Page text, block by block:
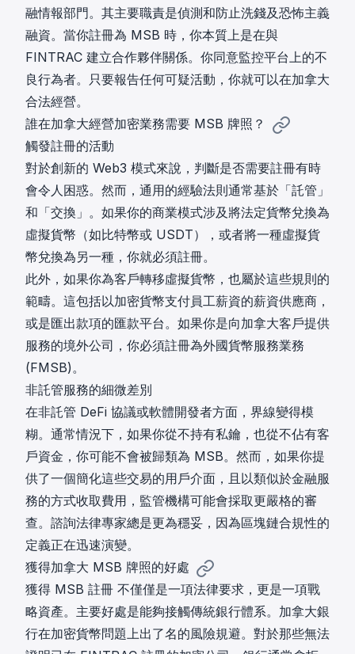
融情報部門。其主要職責是偵測和防止洗錢及恐怖主義
融資。當你註冊為 MSB 時，你本質上是在與
FINTRAC 建立合作夥伴關係。你同意監控平台上的不
良行為者。只要報告任何可疑活動，你就可以在加拿大
合法經營。
誰在加拿大經營加密業務需要 MSB 牌照？
觸發註冊的活動
對於創新的 Web3 模式來說，判斷是否需要註冊有時
會令人困惑。然而，通用的經驗法則通常基於「託管」
和「交換」。如果你的商業模式涉及將法定貨幣兌換為
虛擬貨幣（如比特幣或 USDT），或者將一種虛擬貨
幣兌換為另一種，你就必須註冊。
此外，如果你為客戶轉移虛擬貨幣，也屬於這些規則的
範疇。這包括以加密貨幣支付員工薪資的薪資供應商，
或是匯出款項的匯款平台。如果你是向加拿大客戶提供
服務的境外公司，你必須註冊為外國貨幣服務業務
(FMSB)。
非託管服務的細微差別
在非託管 DeFi 協議或軟體開發者方面，界線變得模
糊。通常情況下，如果你從不持有私鑰，也從不佔有客
戶資金，你可能不會被歸類為 MSB。然而，如果你提
供了一個簡化這些交易的用戶介面，且以類似於金融服
務的方式收取費用，監管機構可能會採取更嚴格的審
查。諮詢法律專家總是更為穩妥，因為區塊鏈合規性的
定義正在迅速演變。
獲得加拿大 MSB 牌照的好處
獲得 MSB 註冊 不僅僅是一項法律要求，更是一項戰
略資產。主要好處是能夠接觸傳統銀行體系。加拿大銀
行在加密貨幣問題上出了名的風險規避。對於那些無法